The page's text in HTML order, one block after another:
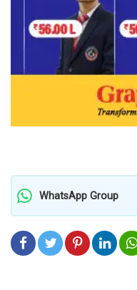
WhatsApp Group